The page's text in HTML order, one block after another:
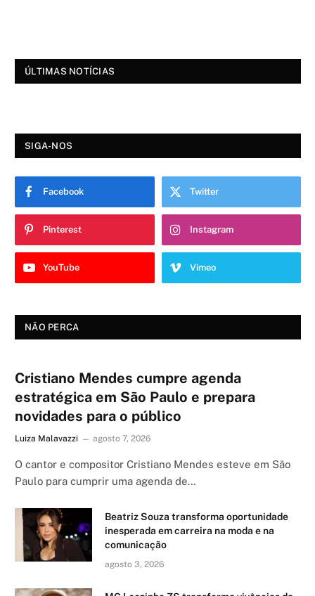
ÚLTIMAS NOTÍCIAS
SIGA-NOS
Facebook Twitter
Pinterest Instagram
YouTube Vimeo
NÃO PERCA
Cristiano Mendes cumpre agenda
estratégica em São Paulo e prepara
novidades para o público
Luiza Malavazzi agosto 7, 2026
O cantor e compositor Cristiano Mendes esteve em São
Paulo para cumprir uma agenda de…
Beatriz Souza transforma oportunidade
inesperada em carreira na moda e na
comunicação
agosto 3, 2026